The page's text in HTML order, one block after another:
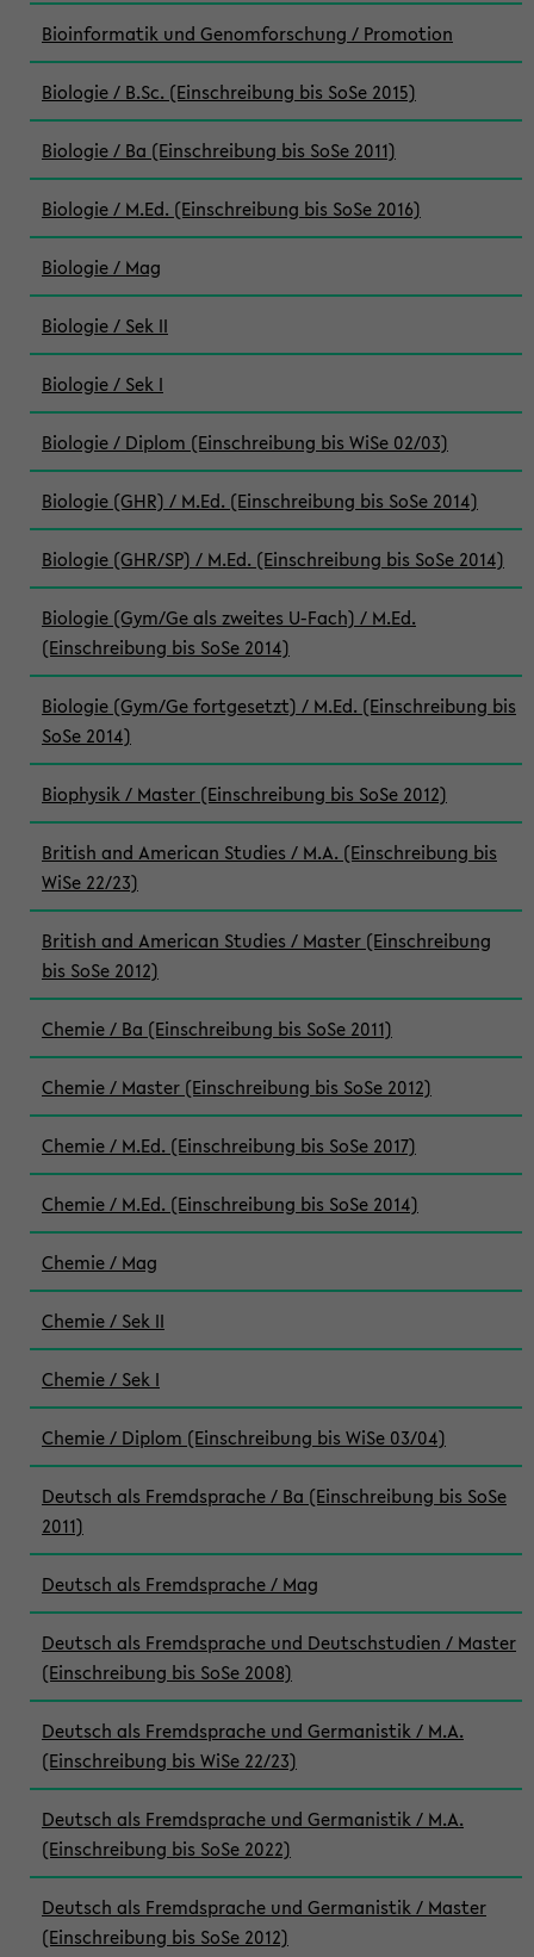
Bioinformatik und Genomforschung / Promotion
Biologie / B.Sc. (Einschreibung bis SoSe 2015)
Biologie / Ba (Einschreibung bis SoSe 2011)
Biologie / M.Ed. (Einschreibung bis SoSe 2016)
Biologie / Mag
Biologie / Sek II
Biologie / Sek I
Biologie / Diplom (Einschreibung bis WiSe 02/03)
Biologie (GHR) / M.Ed. (Einschreibung bis SoSe 2014)
Biologie (GHR/SP) / M.Ed. (Einschreibung bis SoSe 2014)
Biologie (Gym/Ge als zweites U-Fach) / M.Ed.
(Einschreibung bis SoSe 2014)
Biologie (Gym/Ge fortgesetzt) / M.Ed. (Einschreibung bis
SoSe 2014)
Biophysik / Master (Einschreibung bis SoSe 2012)
British and American Studies / M.A. (Einschreibung bis
WiSe 22/23)
British and American Studies / Master (Einschreibung
bis SoSe 2012)
Chemie / Ba (Einschreibung bis SoSe 2011)
Chemie / Master (Einschreibung bis SoSe 2012)
Chemie / M.Ed. (Einschreibung bis SoSe 2017)
Chemie / M.Ed. (Einschreibung bis SoSe 2014)
Chemie / Mag
Chemie / Sek II
Chemie / Sek I
Chemie / Diplom (Einschreibung bis WiSe 03/04)
Deutsch als Fremdsprache / Ba (Einschreibung bis SoSe
2011)
Deutsch als Fremdsprache / Mag
Deutsch als Fremdsprache und Deutschstudien / Master
(Einschreibung bis SoSe 2008)
Deutsch als Fremdsprache und Germanistik / M.A.
(Einschreibung bis WiSe 22/23)
Deutsch als Fremdsprache und Germanistik / M.A.
(Einschreibung bis SoSe 2022)
Deutsch als Fremdsprache und Germanistik / Master
(Einschreibung bis SoSe 2012)